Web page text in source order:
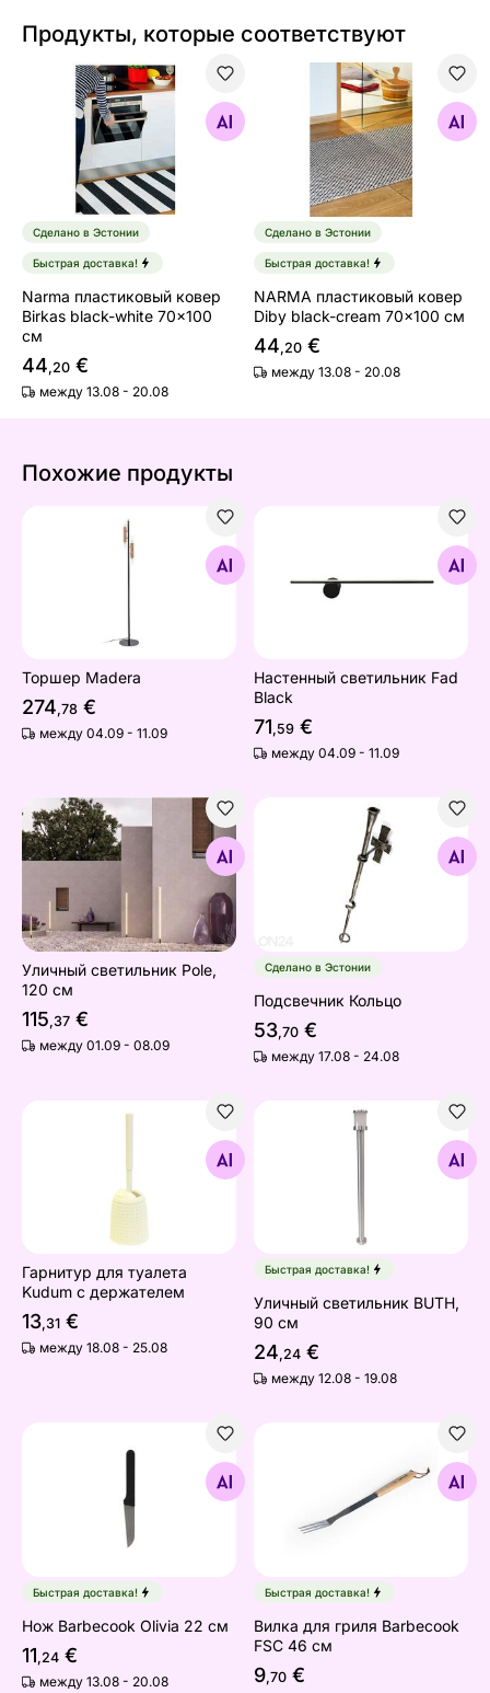
Продукты, которые соответствуют
Narma пластиковый ковер Birkas black-white 70x100
Найдите похожие
Сделано в Эстонии
Быстрая доставка!
Narma пластиковый ковер
Birkas black-white 70x100
см
44,20 €
между 13.08 - 20.08
NARMA пластиковый
Найдите похожие
Сделано в Эстонии
Быстрая доставка!
NARMA пластиковый ковер
Diby black-cream 70x100 см
44,20 €
между 13.08 - 20.08
Похожие продукты
Торшер Madera
Торшер Madera
274,78 €
между 04.09 - 11.09
Настенный светильник Fad
Black
71,59 €
между 04.09 - 11.09
Уличный светильник Pole, 120 см
Найдите похожие
Уличный светильник Pole,
120 см
115,37 €
между 01.09 - 08.09
Подсвечник Кольцо
Найдите похожие
Сделано в Эстонии
Подсвечник Кольцо
53,70 €
между 17.08 - 24.08
Гарнитур для туалета Kudum с держателем
Гарнитур для туалета
Kudum с держателем
13,31 €
между 18.08 - 25.08
Уличный светильник
Быстрая доставка!
Уличный светильник BUTH,
90 см
24,24 €
между 12.08 - 19.08
Нож Barbecook Olivia 22 см
Быстрая доставка!
Нож Barbecook Olivia 22 см
11,24 €
между 13.08 - 20.08
Вилка для гриля
Найдите похожие
Быстрая доставка!
Вилка для гриля Barbecook
FSC 46 см
9,70 €